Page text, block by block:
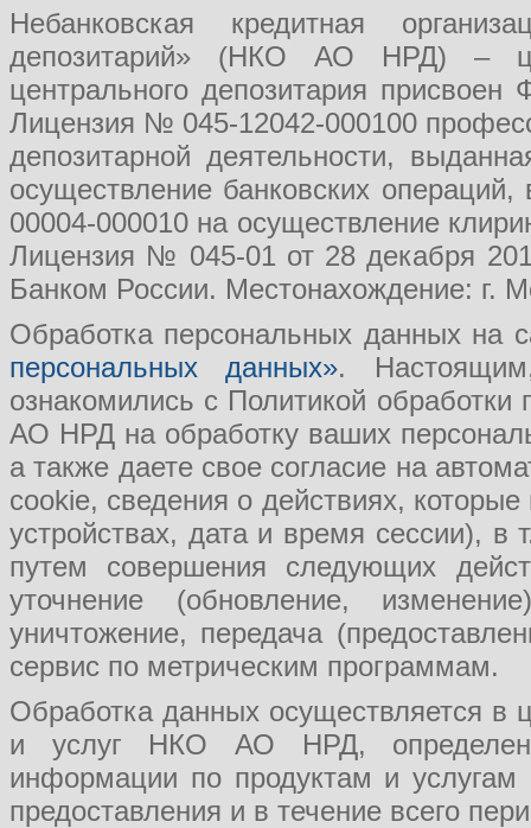
Небанковская кредитная
депозитарий» (НКО АО НРД) –
центрального депозитария
Лицензия № 045-12042-000100
депозитарной деятельности,
осуществление банковских
00004-000010 на осуществление
Лицензия № 045-01 от 28 декабря
Банком России. Местонахождение: г.
Обработка персональных данных на
персональных данных».
ознакомились с Политикой
АО НРД на обработку ваших
а также даете свое согласие на
cookie, сведения о действиях,
устройствах, дата и время сессии), в
путем совершения следующих
уточнение (обновление,
уничтожение, передача
сервис по метрическим программам.
Обработка данных осуществляется в
и услуг НКО АО НРД, определения
информации по продуктам и
предоставления и в течение всего